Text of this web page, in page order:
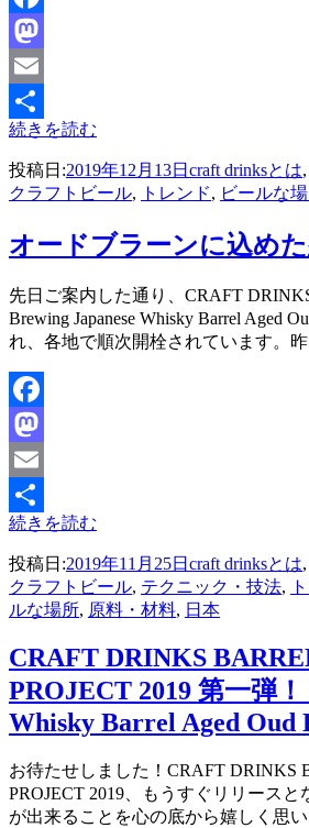
Facebook
Mastodon
Email
共
有
続きを読む
投稿日:2019年12月13日 craft drinksとは,
クラフトビール, トレンド, ビールな
オードブラーンに込め
投稿者master
先日ご案内した通り、CRAFT
Brewing Japanese Whisky Barrel Aged
れ、各地で順次開栓されています。
Facebook
Mastodon
Email
共
有
続きを読む
投稿日:2019年11月25日 craft drinksとは,
クラフトビール, テクニック・技法,
ルな場所, 原料・材料, 日本
CRAFT DRINKS
PROJECT 2019 第一弾！
Whisky Barrel Aged Oud
投稿者master
お待たせしました！CRAFT DRINKS
PROJECT 2019、もうすぐリリース
が出来ることを心の底から嬉しく思